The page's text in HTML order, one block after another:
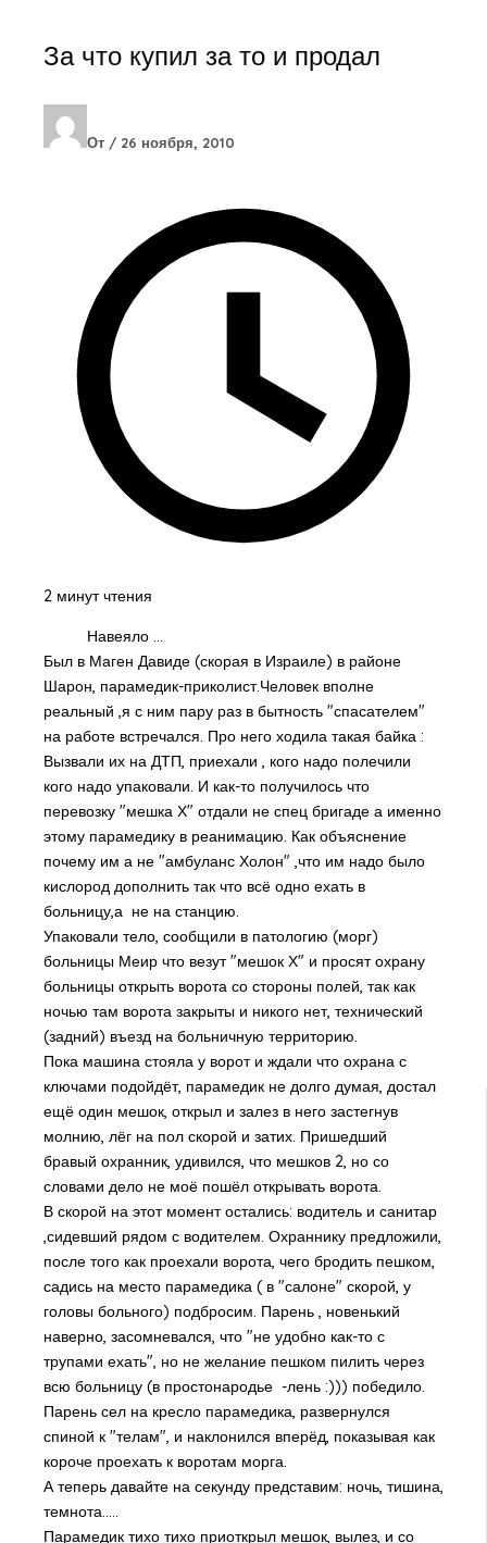
За что купил за то и продал
От / 26 ноября, 2010
2 минут чтения
Навеяло ...
Был в Маген Давиде (скорая в Израиле) в районе
Шарон, парамедик-приколист.Человек вполне
реальный ,я с ним пару раз в бытность "спасателем"
на работе встречался. Про него ходила такая байка :
Вызвали их на ДТП, приехали , кого надо полечили
кого надо упаковали. И как-то получилось что
перевозку "мешка Х" отдали не спец бригаде а именно
этому парамедику в реанимацию. Как объяснение
почему им а не "амбуланс Холон" ,что им надо было
кислород дополнить так что всё одно ехать в
больницу,а не на станцию.
Упаковали тело, сообщили в патологию (морг)
больницы Меир что везут "мешок Х" и просят охрану
больницы открыть ворота со стороны полей, так как
ночью там ворота закрыты и никого нет, технический
(задний) въезд на больничную территорию.
Пока машина стояла у ворот и ждали что охрана с
ключами подойдёт, парамедик не долго думая, достал
ещё один мешок, открыл и залез в него застегнув
молнию, лёг на пол скорой и затих. Пришедший
бравый охранник, удивился, что мешков 2, но со
словами дело не моё пошёл открывать ворота.
В скорой на этот момент остались: водитель и санитар
,сидевший рядом с водителем. Охраннику предложили,
после того как проехали ворота, чего бродить пешком,
садись на место парамедика ( в "салоне" скорой, у
головы больного) подбросим. Парень , новенький
наверно, засомневался, что "не удобно как-то с
трупами ехать", но не желание пешком пилить через
всю больницу (в простонародье -лень :))) победило.
Парень сел на кресло парамедика, развернулся
спиной к "телам", и наклонился вперёд, показывая как
короче проехать к воротам морга.
А теперь давайте на секунду представим: ночь, тишина,
темнота.....
Парамедик тихо тихо приоткрыл мешок, вылез, и со